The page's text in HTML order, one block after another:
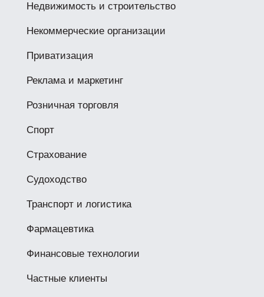
Недвижимость и строительство
Некоммерческие организации
Приватизация
Реклама и маркетинг
Розничная торговля
Спорт
Страхование
Судоходство
Транспорт и логистика
Фармацевтика
Финансовые технологии
Частные клиенты